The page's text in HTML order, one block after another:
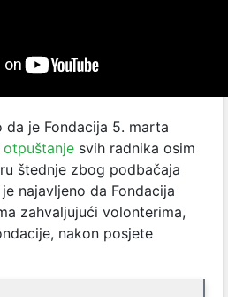
je Fondacija 5. marta
otpuštanje svih radnika osim
štednje zbog podbačaja
najavljeno da Fondacija
zahvaljujući volonterima,
nakon posjete